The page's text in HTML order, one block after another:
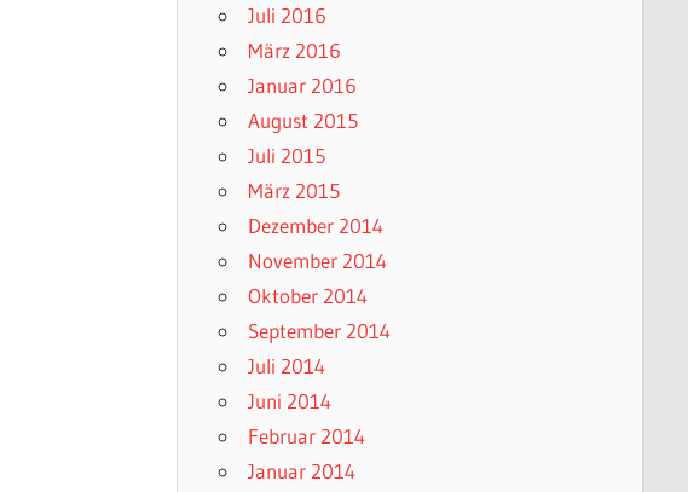
Juli 2016
März 2016
Januar 2016
August 2015
Juli 2015
März 2015
Dezember 2014
November 2014
Oktober 2014
September 2014
Juli 2014
Juni 2014
Februar 2014
Januar 2014